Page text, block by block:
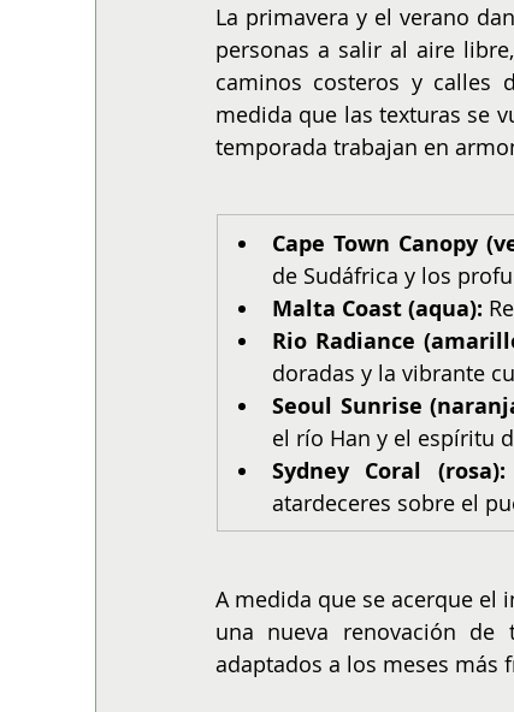
La primavera y el verano
personas a salir al aire
caminos costeros y calles
medida que las texturas se
temporada trabajan en
Cape Town Canopy
de Sudáfrica y los
Malta Coast (aqua):
Rio Radiance
doradas y la vibrante
Seoul Sunrise
el río Han y el espíritu
Sydney Coral (rosa):
atardeceres sobre el
A medida que se acerque el
una nueva renovación de
adaptados a los meses más